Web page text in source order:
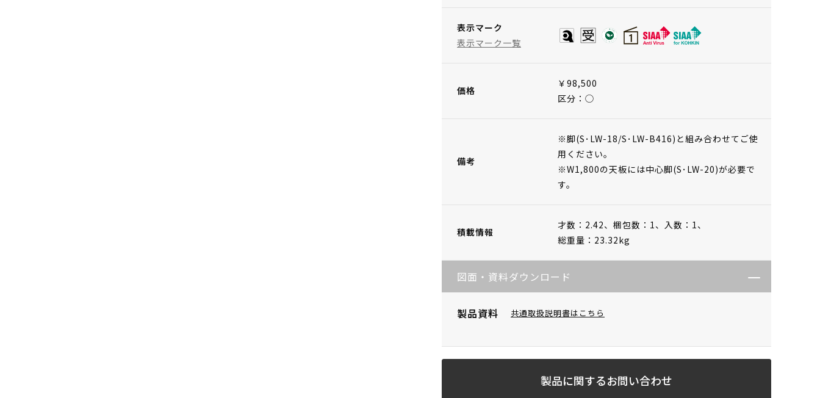
表示マーク
表示マーク一覧
価格
￥98,500
区分：◯
備考
※脚(S･LW-18/S･LW-B416)と組み合わせてご使
用ください。
※W1,800の天板には中心脚(S･LW-20)が必要で
す。
積載情報
才数：2.42、 梱包数：1、 入数：1、
総重量：23.32kg
図面・資料ダウンロード
製品資料 共通取扱説明書はこちら
製品に関するお問い合わせ